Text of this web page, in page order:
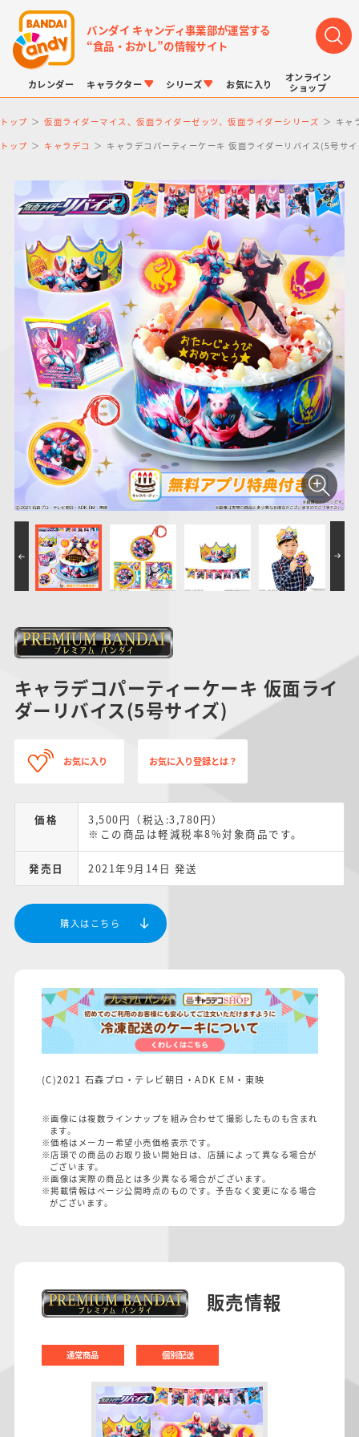
バンダイ キャンディ事業部が運営する
“食品・おかし”の情報サイト
カレンダー キャラクター
LINK TRAVELERS
仮面ライダーシリー
ズ
PROJECT R.E.D.・
スーパー戦隊シリー
ズ
プリキュアシリーズ
ガンダムシリーズ
ポケットモンスター
ドラゴンボール
アンパンマン
サンリオキャラクタ
ーズ
たまご
シリーズ
チョコボックス
キャラパキ
つりグミ
チョコサプ
にふぉるめーしょん
＆スクエアシール
SMPシリーズ
ポケモンキッズ
ポケモンスケールワ
ールド
キャラデコ
ま
お気に入り
オンライン
ショップ
トップ 仮面ライダーマイス、仮面ライダーゼッツ、仮面ライダーシリーズ キャ
トップ キャラデコ キャラデコパーティーケーキ 仮面ライダーリバイス(5号サ
キャラデコパーティーケーキ 仮面ライ
ダーリバイス(5号サイズ)
お気に入り お気に入り登録とは？
価格
3,500円（税込:3,780円）
※この商品は軽減税率8%対象商品です。
発売日 2021年9月14日 発送
購入はこちら
(C)2021 石森プロ・テレビ朝日・ADK EM・東映
※画像には複数ラインナップを組み合わせて撮影したものも含まれ
ます。
※価格はメーカー希望小売価格表示です。
※店頭での商品のお取り扱い開始日は、店舗によって異なる場合が
ございます。
※画像は実際の商品とは多少異なる場合がございます。
※掲載情報はページ公開時点のものです。予告なく変更になる場合
がございます。
販売情報
通常商品 個別配送